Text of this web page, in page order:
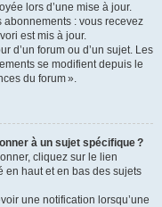
lors d’une mise à jour.
abonnements : vous recevez
est mis à jour.
d’un forum ou d’un sujet. Les
se modifient depuis le
du forum ».
à un sujet spécifique ?
cliquez sur le lien
en haut et en bas des sujets
une notification lorsqu’une